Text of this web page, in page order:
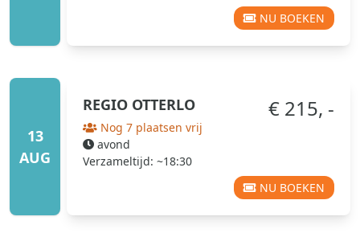
NU BOEKEN
13
AUG
REGIO OTTERLO
Nog 7 plaatsen vrij
avond
Verzameltijd: ~18:30
€ 215, -
NU BOEKEN